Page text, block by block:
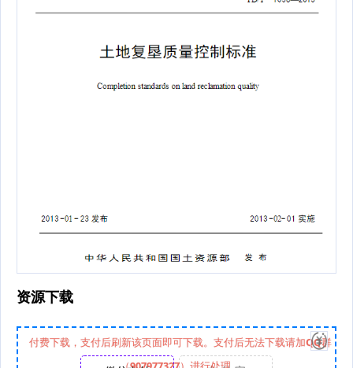
资源下载
付费下载，支付后刷新该页面即可下载。支付后无法下载请加QQ群